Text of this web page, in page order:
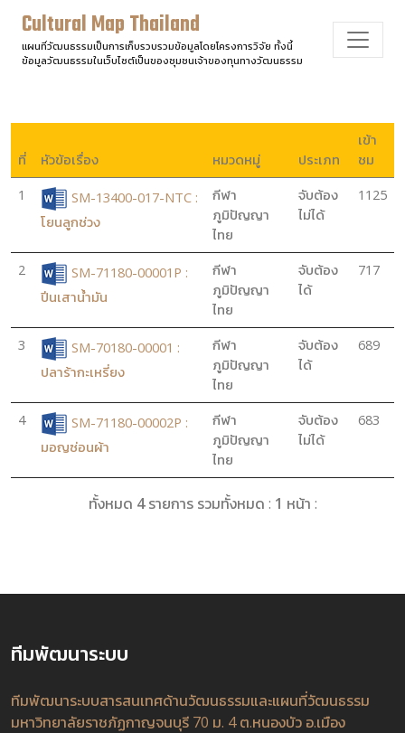
Cultural Map Thailand
แผนที่วัฒนธรรมเป็นการเก็บรวบรวมข้อมูลโดยโครงการวิจัย ทั้งนี้
ข้อมูลวัฒนธรรมในเว็บไซต์เป็นของชุมชนเจ้าของทุนทางวัฒนธรรม
ที่ หัวข้อเรื่อง หมวดหมู่ ประเภท
เข้า
ชม
1
SM-13400-017-NTC :
โยนลูกช่วง
กีฬา
ภูมิปัญญา
ไทย
จับต้อง
ไม่ได้
1125
2
SM-71180-00001P :
ปีนเสาน้ำมัน
กีฬา
ภูมิปัญญา
ไทย
จับต้อง
ได้
717
3
SM-70180-00001 :
ปลาร้ากะเหรี่ยง
กีฬา
ภูมิปัญญา
ไทย
จับต้อง
ได้
689
4
SM-71180-00002P :
มอญซ่อนผ้า
กีฬา
ภูมิปัญญา
ไทย
จับต้อง
ไม่ได้
683
ทั้งหมด 4รายการ รวมทั้งหมด : 1 หน้า :
ทีมพัฒนาระบบ
ทีมพัฒนาระบบสารสนเทศด้านวัฒนธรรมและแผนที่วัฒนธรรม
มหาวิทยาลัยราชภัฏกาญจนบุรี 70 ม. 4 ต.หนองบัว อ.เมือง